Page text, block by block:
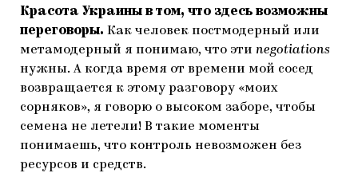
Красота Украины в том, что здесь возможны
переговоры. Как человек постмодерный или
метамодерный я понимаю, что эти negotiations
нужны. А когда время от времени мой сосед
возвращается к этому разговору «моих
сорняков», я говорю о высоком заборе, чтобы
семена не летели! В такие моменты
понимаешь, что контроль невозможен без
ресурсов и средств.